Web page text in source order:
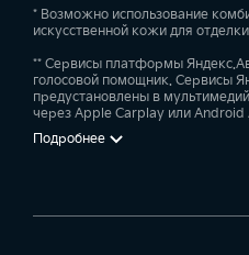
* Возможно использование
искусственной кожи для
** Сервисы платформы
голосовой помощник. Сервисы
предустановлены в
через Apple Carplay или Android
Подробнее